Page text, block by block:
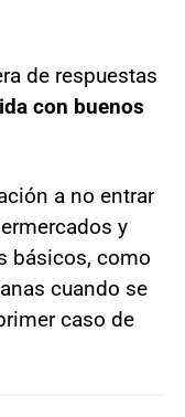
de respuestas
con buenos
a no entrar
y
básicos, como
cuando se
caso de